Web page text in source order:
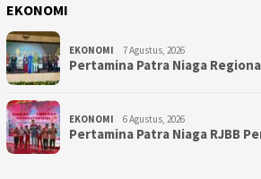
EKONOMI
EKONOMI 7 Agustus, 2026
Pertamina Patra Niaga
EKONOMI 6 Agustus, 2026
Pertamina Patra Niaga RJBB